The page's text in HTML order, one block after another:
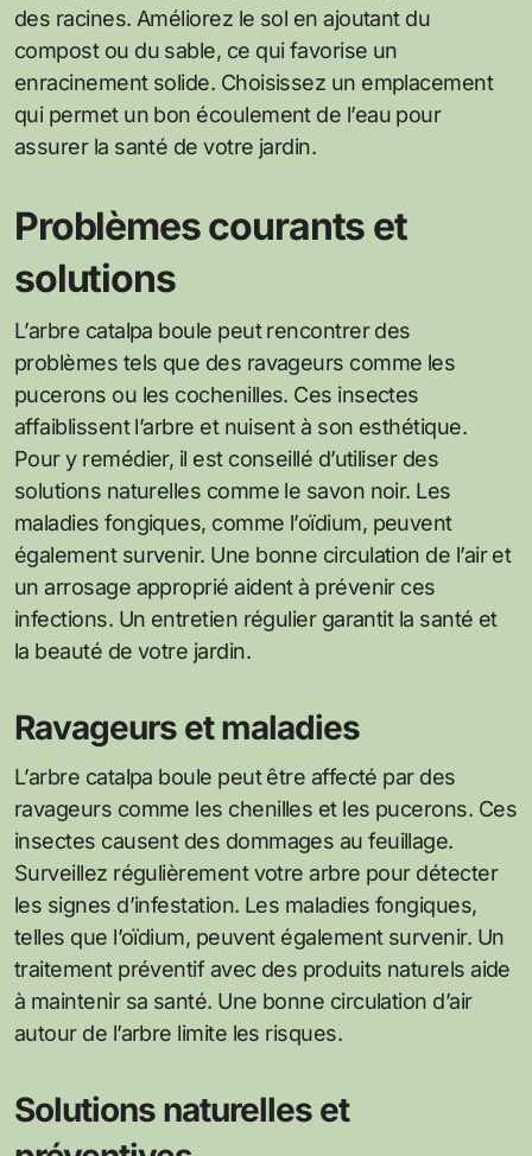
des racines. Améliorez le sol en ajoutant du
compost ou du sable, ce qui favorise un
enracinement solide. Choisissez un emplacement
qui permet un bon écoulement de l’eau pour
assurer la santé de votre jardin.
Problèmes courants et
solutions
L’arbre catalpa boule peut rencontrer des
problèmes tels que des ravageurs comme les
pucerons ou les cochenilles. Ces insectes
affaiblissent l’arbre et nuisent à son esthétique.
Pour y remédier, il est conseillé d’utiliser des
solutions naturelles comme le savon noir. Les
maladies fongiques, comme l’oïdium, peuvent
également survenir. Une bonne circulation de l’air et
un arrosage approprié aident à prévenir ces
infections. Un entretien régulier garantit la santé et
la beauté de votre jardin.
Ravageurs et maladies
L’arbre catalpa boule peut être affecté par des
ravageurs comme les chenilles et les pucerons. Ces
insectes causent des dommages au feuillage.
Surveillez régulièrement votre arbre pour détecter
les signes d’infestation. Les maladies fongiques,
telles que l’oïdium, peuvent également survenir. Un
traitement préventif avec des produits naturels aide
à maintenir sa santé. Une bonne circulation d’air
autour de l’arbre limite les risques.
Solutions naturelles et